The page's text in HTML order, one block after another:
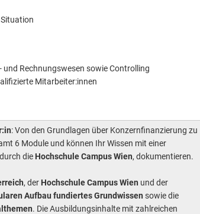
und Rechnungswesen sowie Controlling
Mitarbeiter:innen
: Von den Grundlagen über Konzernfinanzierung zu
6 Module und können Ihr Wissen mit einer
die Hochschule Campus Wien, dokumentieren.
, der Hochschule Campus Wien und der
Aufbau fundiertes Grundwissen sowie die
. Die Ausbildungsinhalte mit zahlreichen